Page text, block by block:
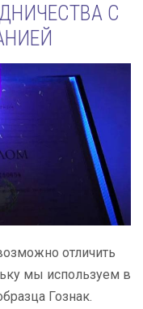
С
отличить
мы используем в
Гознак.